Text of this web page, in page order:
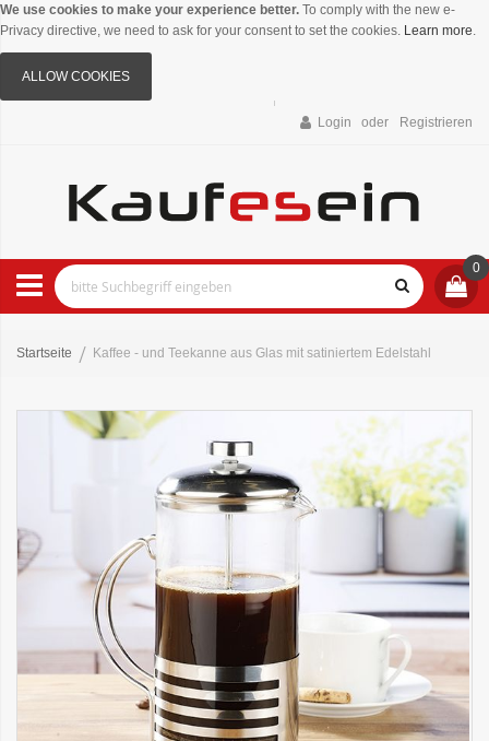
We use cookies to make your experience better. To comply with the new e-
Privacy directive, we need to ask for your consent to set the cookies. Learn more.
ALLOW COOKIES
Login Registrieren
0
Startseite Kaffee - und Teekanne aus Glas mit satiniertem Edelstahl